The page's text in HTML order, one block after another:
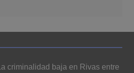
La criminalidad baja en Rivas entre